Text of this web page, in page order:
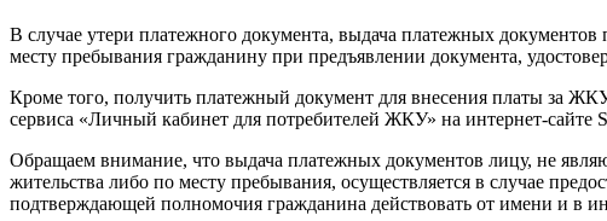
В случае утери платежного документа, выдача платежных
месту пребывания гражданину при предъявлении документа,
Кроме того, получить платежный документ для внесения платы за
сервиса «Личный кабинет для потребителей ЖКУ» на интернет-
Обращаем внимание, что выдача платежных документов лицу, не
жительства либо по месту пребывания, осуществляется в случае
подтверждающей полномочия гражданина действовать от имени и в